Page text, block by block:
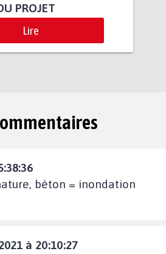
PROJET
Lire
béton = inondation
à 20:10:27